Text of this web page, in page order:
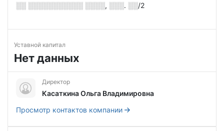
░░ ░░░░░░░░░░░ ░░░░, ░░░. ░░/2
Уставной капитал
Нет данных
Директор
Касаткина Ольга Владимировна
Просмотр контактов компании